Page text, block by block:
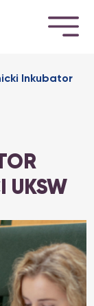
Inkubator
UKSW